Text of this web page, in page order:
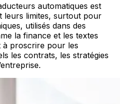
automatiques est
leurs limites, surtout pour
utilisés dans des
la finance et les textes
à proscrire pour les
les contrats, les stratégies